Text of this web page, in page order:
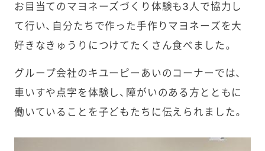
お目当てのマヨネーズづくり体験も3人で協力し
て行い、自分たちで作った手作りマヨネーズを大
好きなきゅうりにつけてたくさん食べました。
グループ会社のキユーピーあいのコーナーでは、
車いすや点字を体験し、障がいのある方とともに
働いていることを子どもたちに伝えられました。